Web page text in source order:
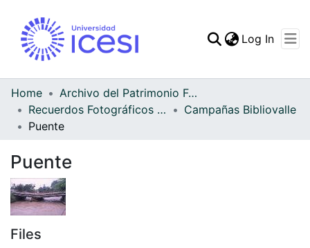
Statistics
Log In
Home
Archivo del Patrimonio Fotográfico y Fílmico del Valle del Cauca
Recuerdos Fotográficos Vallecaucanos
Campañas Bibliovalle
Puente
Puente
Files